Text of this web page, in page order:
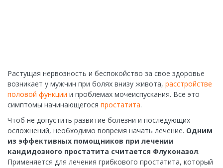
Растущая нервозность и беспокойство за свое здоровье
возникает у мужчин при болях внизу живота, расстройстве
половой функции и проблемах мочеиспускания. Все это
симптомы начинающегося простатита.
Чтоб не допустить развитие болезни и последующих
осложнений, необходимо вовремя начать лечение. Одним
из эффективных помощников при лечении
кандидозного простатита считается Флуконазол.
Применяется для лечения грибкового простатита, который